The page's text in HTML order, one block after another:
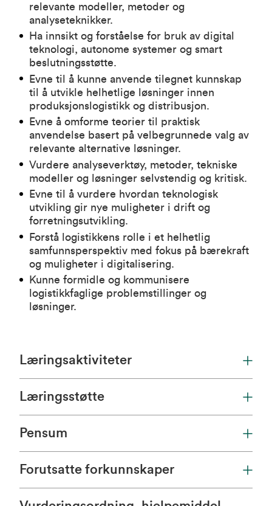
relevante modeller, metoder og
analyseteknikker.
Ha innsikt og forståelse for bruk av digital
teknologi, autonome systemer og smart
beslutningsstøtte.
Evne til å kunne anvende tilegnet kunnskap
til å utvikle helhetlige løsninger innen
produksjonslogistikk og distribusjon.
Evne å omforme teorier til praktisk
anvendelse basert på velbegrunnede valg av
relevante alternative løsninger.
Vurdere analyseverktøy, metoder, tekniske
modeller og løsninger selvstendig og kritisk.
Evne til å vurdere hvordan teknologisk
utvikling gir nye muligheter i drift og
forretningsutvikling.
Forstå logistikkens rolle i et helhetlig
samfunnsperspektiv med fokus på bærekraft
og muligheter i digitalisering.
Kunne formidle og kommunisere
logistikkfaglige problemstillinger og
løsninger.
Læringsaktiviteter
Læringsstøtte
Pensum
Forutsatte forkunnskaper